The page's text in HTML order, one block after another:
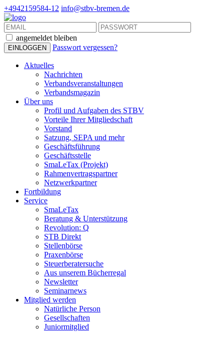
+4942159584-12 info@stbv-bremen.de
angemeldet bleiben
Passwort vergessen?
Aktuelles
Nachrichten
Verbandsveranstaltungen
Verbandsmagazin
Über uns
Profil und Aufgaben des STBV
Vorteile Ihrer Mitgliedschaft
Vorstand
Satzung, SEPA und mehr
Geschäftsführung
Geschäftsstelle
SmaLeTax (Projekt)
Rahmenvertragspartner
Netzwerkpartner
Fortbildung
Service
SmaLeTax
Beratung & Unterstützung
Revolution: Q
STB Direkt
Stellenbörse
Praxenbörse
Steuerberatersuche
Aus unserem Bücherregal
Newsletter
Seminarnews
Mitglied werden
Natürliche Person
Gesellschaften
Juniormitglied